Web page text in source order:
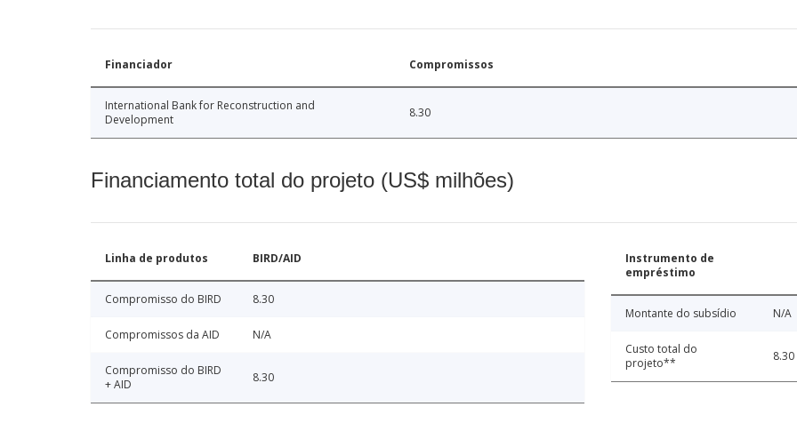
Financiador Compromissos
International Bank for Reconstruction and
Development
8.30
Financiamento total do projeto (US$ milhões)
Linha de produtos BIRD/AID
Compromisso do BIRD 8.30
Compromissos da AID N/A
Compromisso do BIRD
+ AID
8.30
Instrumento de
empréstimo
Montante do subsídio N/A
Custo total do
projeto**
8.30